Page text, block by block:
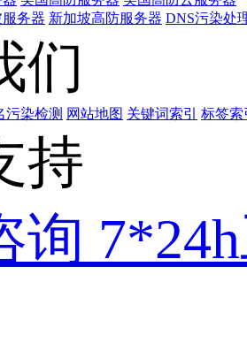
务器 新加坡高防服务器 DNS污染处
们
污染检测 网站地图 关键词索引 标签索
持
询